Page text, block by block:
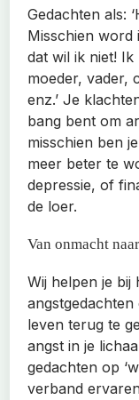
Gedachten als:
Misschien word
dat wil ik niet!
moeder, vader,
enz.’ Je
bang bent om
misschien ben
meer beter te
depressie, of
de loer.
Van onmacht
Wij helpen je bij
leven terug te
angst in je
gedachten op
verband